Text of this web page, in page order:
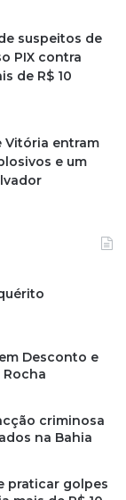
suspeitos de
PIX contra
de R$ 10
Vitória entram
e um
Desconto e
criminosa
na Bahia
praticar golpes